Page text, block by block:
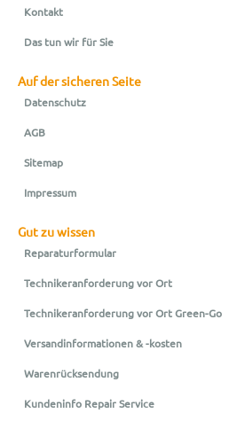
Kontakt
Das tun wir für Sie
Auf der sicheren Seite
Datenschutz
AGB
Sitemap
Impressum
Gut zu wissen
Reparaturformular
Technikeranforderung vor Ort
Technikeranforderung vor Ort Green-Go
Versandinformationen & -kosten
Warenrücksendung
Kundeninfo Repair Service